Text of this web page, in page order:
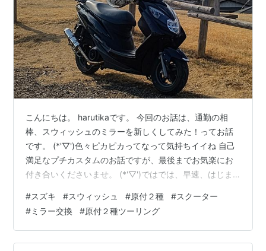
こんにちは。 harutikaです。 今回のお話は、通勤の相
棒、スウィッシュのミラーを新しくしてみた！ってお話
です。 (*'▽')色々ピカピカってなって気持ちイイね 自己
満足なプチカスタムのお話ですが、最後までお気楽にお
付き合いくださいませ。 (*'▽')ではでは、早速、はじま
外装の塗装無しの部分のマットな黒さを取り戻した、私
の相棒スウィッシュなのですが... (*'▽')ふぁいやー
harutika.hatenablog.com ついでにミラーも新調しちゃ
いました。 (*'▽')ついで、ってゆーか、ついに！ 実を言
#スズキ #スウィッシュ #原付２種 #スクーター
#ミラー交換 #原付２種ツーリング